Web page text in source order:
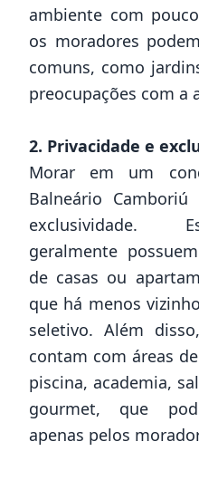
ambiente com
os moradores
comuns, como
preocupações com a
2. Privacidade e
Morar em um
Balneário
exclusividade.
geralmente
de casas ou
que há menos
seletivo. Além
contam com áreas
piscina, academia,
gourmet, que
apenas pelos